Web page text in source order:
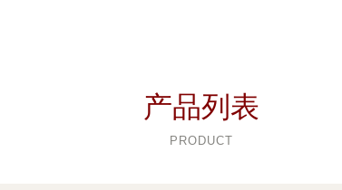
产品列表
PRODUCT